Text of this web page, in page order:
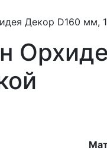
Декор D160 мм,